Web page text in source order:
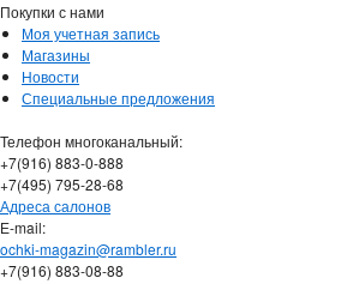
Покупки с нами
Моя учетная запись
Магазины
Новости
Специальные предложения
Телефон многоканальный:
+7(916) 883-0-888
+7(495) 795-28-68
Адреса салонов
Е-mail:
ochki-magazin@rambler.ru
+7(916) 883-08-88